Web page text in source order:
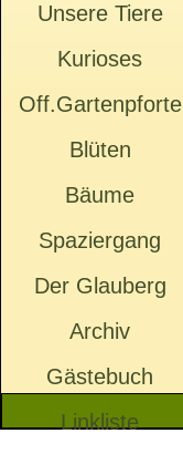
Unsere Tiere
Kurioses
Off.Gartenpforte
Blüten
Bäume
Spaziergang
Der Glauberg
Archiv
Gästebuch
Linkliste